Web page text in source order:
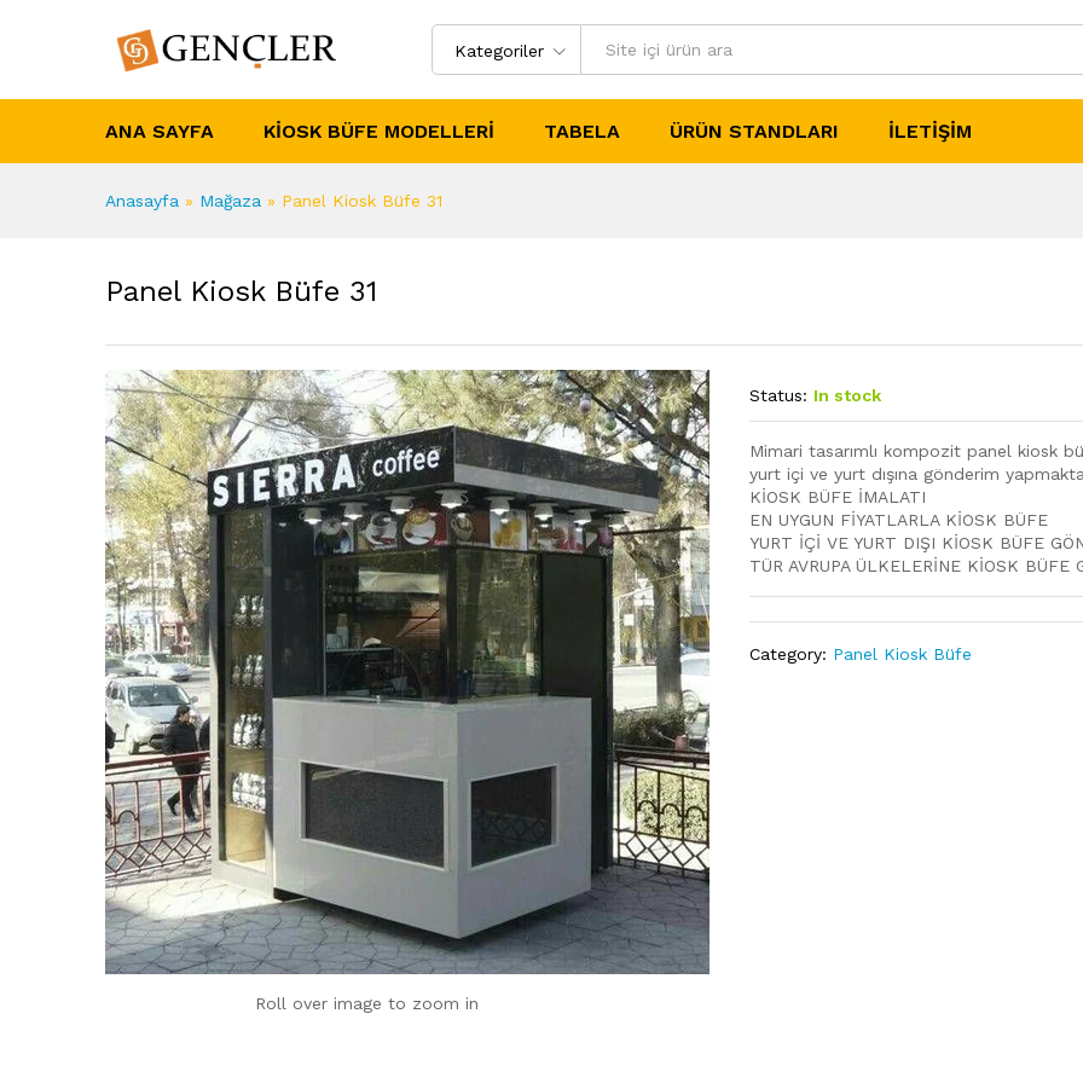
Kategoriler
ANA SAYFA KIOSK BÜFE MODELLERI TABELA ÜRÜN STANDLARI İLETIŞIM
Anasayfa » Mağaza » Panel Kiosk Büfe 31
Panel Kiosk Büfe 31
Roll over image to zoom in
Status: In stock
Mimari tasarımlı kompozit panel kiosk
yurt içi ve yurt dışına gönderim
KİOSK BÜFE İMALATI
EN UYGUN FİYATLARLA KİOSK BÜFE
YURT İÇİ VE YURT DIŞI KİOSK BÜFE
TÜR AVRUPA ÜLKELERİNE KİOSK BÜFE
Category: Panel Kiosk Büfe